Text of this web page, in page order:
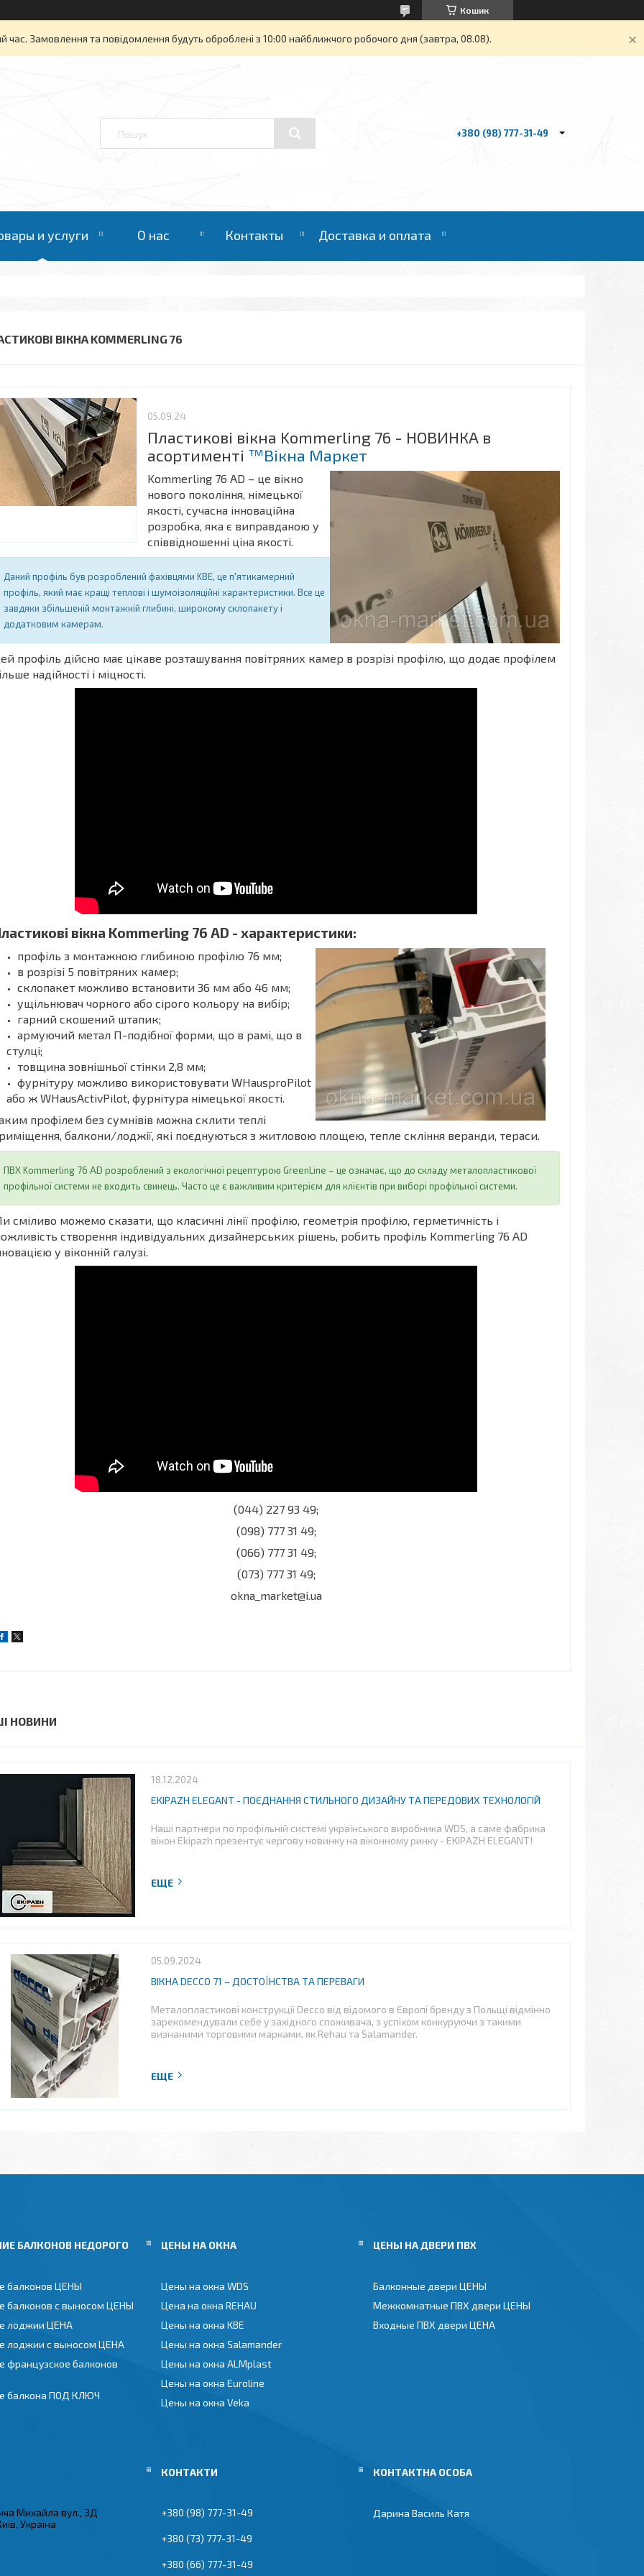
Кошик
час. Замовлення та повідомлення будуть оброблені з 10:00 найближчого робочого дня (завтра, 08.08).
+380 (98) 777-31-49
и услуги О нас Контакты Доставка и оплата
ВІКНА KOMMERLING 76
05.09.24
Пластикові вікна Kommerling 76 - НОВИНКА в
асортименті ™Вікна Маркет
Kommerling 76 AD – це вікно
нового покоління, німецької
якості, сучасна інноваційна
розробка, яка є виправданою у
співвідношенні ціна якості.
Даний профіль був розроблений фахівцями KBE, це п'ятикамерний
профіль, який має кращі теплові і шумоізоляційні характеристики. Все це
завдяки збільшеній монтажній глибині, широкому склопакету і
додатковим камерам.
профіль дійсно має цікаве розташування повітряних камер в розрізі профілю, що додає профілем
надійності і міцності.
вікна Kommerling 76 AD - характеристики:
профіль з монтажною глибиною профілю 76 мм;
в розрізі 5 повітряних камер;
склопакет можливо встановити 36 мм або 46 мм;
ущільнювач чорного або сірого кольору на вибір;
гарний скошений штапик;
армуючий метал П-подібної форми, що в рамі, що в
стулці;
товщина зовнішньої стінки 2,8 мм;
фурнітуру можливо використовувати WHausproPilot
або ж WHausActivPilot, фурнітура німецької якості.
профілем без сумнівів можна склити теплі
балкони/лоджії, які поєднуються з житловою площею, тепле скління веранди, тераси.
ПВХ Kommerling 76 AD розроблений з екологічної рецептурою GreenLine – це означає, що до складу металопластикової
профільної системи не входить свинець. Часто це є важливим критерієм для клієнтів при виборі профільної системи.
сміливо можемо сказати, що класичні лінії профілю, геометрія профілю, герметичність і
створення індивідуальних дизайнерських рішень, робить профіль Kommerling 76 AD
у віконній галузі.
(044) 227 93 49;
(098) 777 31 49;
(066) 777 31 49;
(073) 777 31 49;
okna_market@i.ua
НОВИНИ
18.12.2024
EKIPAZH ELEGANT - ПОЄДНАННЯ СТИЛЬНОГО ДИЗАЙНУ ТА ПЕРЕДОВИХ ТЕХНОЛОГІЙ
Наші партнери по профільній системі українського виробника WDS, а саме фабрика
вікон Ekipazh презентує чергову новинку на віконному ринку - EKIPAZH ELEGANT!
05.09.2024
ВІКНА DECCO 71 – ДОСТОЇНСТВА ТА ПЕРЕВАГИ
Металопластикові конструкції Decco від відомого в Європі бренду з Польщі відмінно
зарекомендували себе у західного споживача, з успіхом конкуруючи з такими
визнаними торговими марками, як Rehau та Salamander.
БАЛКОНОВ НЕДОРОГО
балконов ЦЕНЫ
балконов с выносом ЦЕНЫ
лоджии ЦЕНА
лоджии с выносом ЦЕНА
французское балконов
балкона ПОД КЛЮЧ
ЦЕНЫ НА ОКНА
Цены на окна WDS
Цена на окна REHAU
Цены на окна KBE
Цены на окна Salamander
Цены на окна ALMplast
Цены на окна Euroline
Цены на окна Veka
ЦЕНЫ НА ДВЕРИ ПВХ
Балконные двери ЦЕНЫ
Межкомнатные ПВХ двери ЦЕНЫ
Входные ПВХ двери ЦЕНА
Михайла вул., 3Д
Україна
+380 (98) 777-31-49
+380 (73) 777-31-49
+380 (66) 777-31-49
Дарина Василь Катя